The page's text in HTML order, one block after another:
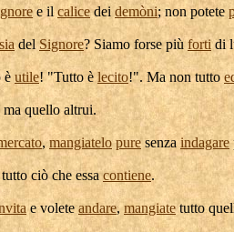
e ilcalicedei demòni; non potete
delSignore? Siamo forse più fortidi
è utile! "Tutto è lecito!". Ma non tutto
quello altrui.
,mangiatelo puresenza indagare
ciò che essacontiene.
e voleteandare,mangiatetutto